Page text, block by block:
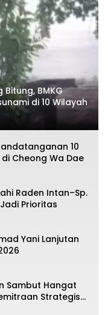
BMKG
di 10 Wilayah
10
Cheong Wa Dae
Raden Intan–Sp.
Prioritas
Yani Lanjutan
Sambut Hangat
Strategis